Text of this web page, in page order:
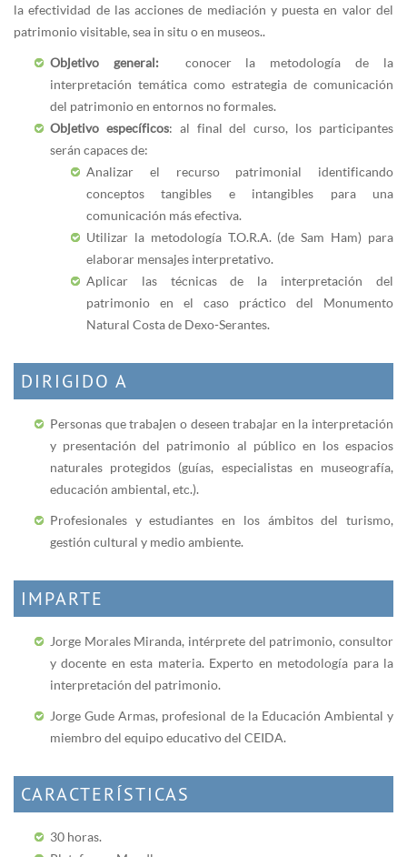
la efectividad de las acciones de mediación y puesta en valor del
patrimonio visitable, sea in situ o en museos..
Objetivo general: conocer la metodología de la
interpretación temática como estrategia de comunicación
del patrimonio en entornos no formales.
Objetivo específicos: al final del curso, los participantes
serán capaces de:
Analizar el recurso patrimonial identificando
conceptos tangibles e intangibles para una
comunicación más efectiva.
Utilizar la metodología T.O.R.A. (de Sam Ham) para
elaborar mensajes interpretativo.
Aplicar las técnicas de la interpretación del
patrimonio en el caso práctico del Monumento
Natural Costa de Dexo-Serantes.
DIRIGIDO A
Personas que trabajen o deseen trabajar en la interpretación
y presentación del patrimonio al público en los espacios
naturales protegidos (guías, especialistas en museografía,
educación ambiental, etc.).
Profesionales y estudiantes en los ámbitos del turismo,
gestión cultural y medio ambiente.
IMPARTE
Jorge Morales Miranda, intérprete del patrimonio, consultor
y docente en esta materia. Experto en metodología para la
interpretación del patrimonio.
Jorge Gude Armas, profesional de la Educación Ambiental y
miembro del equipo educativo del CEIDA.
CARACTERÍSTICAS
30 horas.